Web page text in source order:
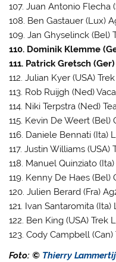
107. Juan Antonio Flecha
108. Ben Gastauer (Lux)
109. Jan Ghyselinck (Bel)
110. Dominik Klemme
111. Patrick Gretsch
112. Julian Kyer (USA)
113. Rob Ruijgh (Ned)
114. Niki Terpstra (Ned)
115. Kevin De Weert (Bel)
116. Daniele Bennati (Ita)
117. Justin Williams (USA)
118. Manuel Quinziato
119. Kenny De Haes (Bel)
120. Julien Berard (Fra)
121. Ivan Santaromita
122. Ben King (USA) Trek
123. Cody Campbell
Foto: © Thierry